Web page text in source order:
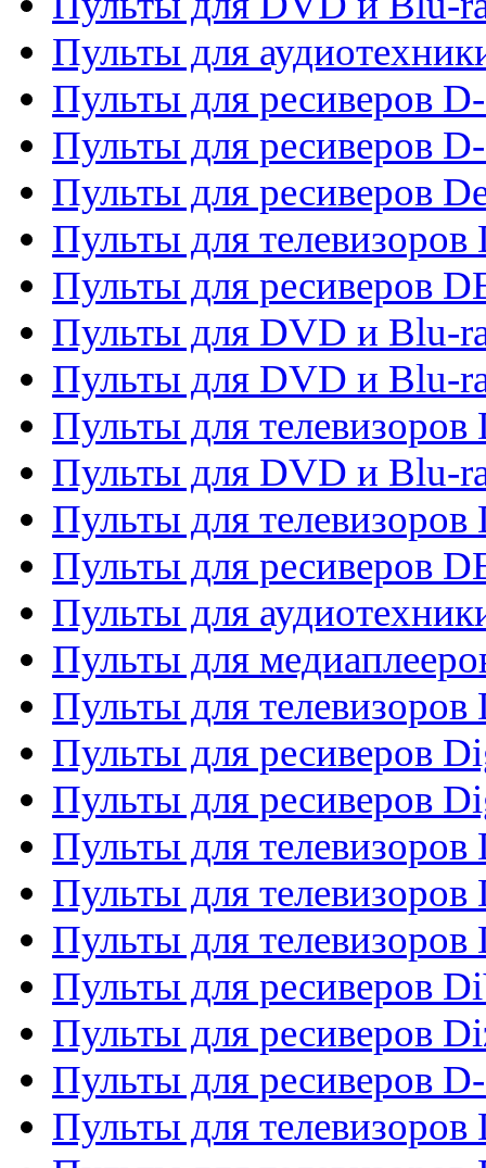
Пульты для
Пульты для ресиверов
Пульты для ресиверов
Пульты для ресиверов
Пульты для телевизоров
Пульты для ресиверов
Пульты для DVD и Blu-
Пульты для DVD и Blu-
Пульты для
Пульты для DVD и Blu-
Пульты для телевизоров
Пульты для ресиверов
Пульты для
Пульты для
Пульты для телевизоров
Пульты для ресиверов
Пульты для ресиверов
Пульты для
Пульты для
Пульты для телевизоров
Пульты для ресиверов
Пульты для ресиверов
Пульты для ресиверов
Пульты для телевизоров